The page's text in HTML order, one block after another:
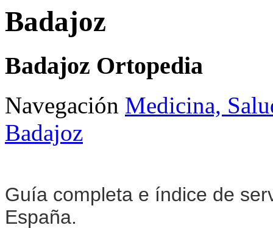
Badajoz
Badajoz Ortopedia
Navegación Medicina,
Badajoz
Guía completa e índice de
España.